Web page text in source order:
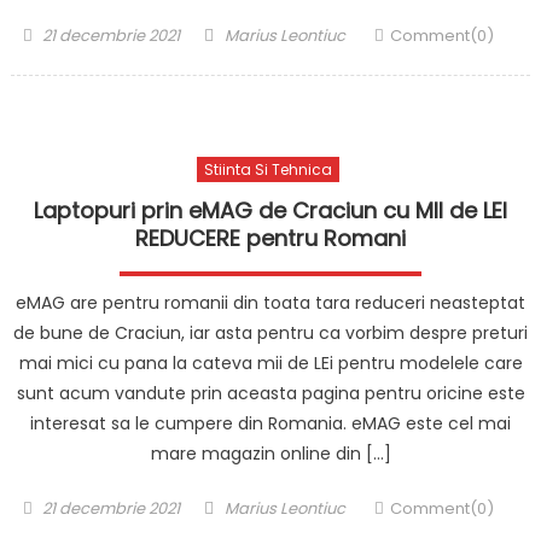
Posted
21 decembrie 2021 Author
Marius Leontiuc Comment(0)
Stiinta Si Tehnica
Laptopuri prin eMAG de Craciun cu MII de LEI
REDUCERE pentru Romani
eMAG are pentru romanii din toata tara reduceri neasteptat
de bune de Craciun, iar asta pentru ca vorbim despre preturi
mai mici cu pana la cateva mii de LEi pentru modelele care
sunt acum vandute prin aceasta pagina pentru oricine este
interesat sa le cumpere din Romania. eMAG este cel mai
mare magazin online din […]
Posted
21 decembrie 2021 Author
Marius Leontiuc Comment(0)